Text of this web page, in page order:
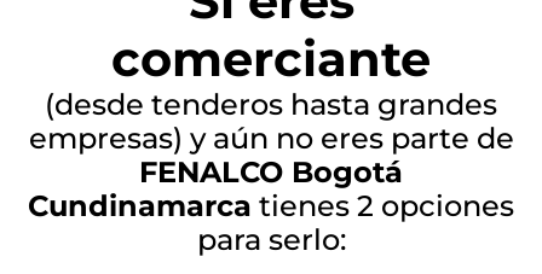
comerciante
(desde tenderos hasta grandes
empresas) y aún no eres parte de
FENALCO Bogotá
Cundinamarca tienes 2 opciones
para serlo: